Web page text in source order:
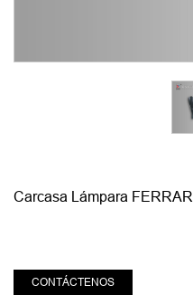
Carcasa Lámpara FERRARI
CONTÁCTENOS